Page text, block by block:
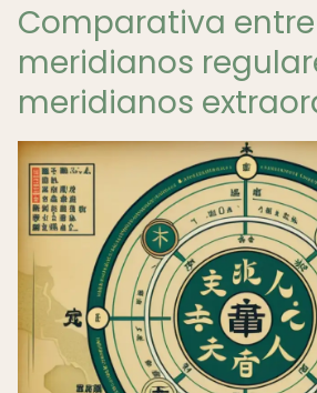
Comparativa entre
meridianos
meridianos